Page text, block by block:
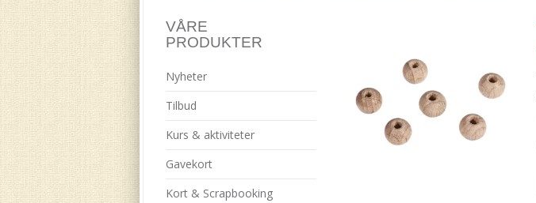
VÅRE
PRODUKTER
Nyheter
Tilbud
Kurs & aktiviteter
Gavekort
Kort & Scrapbooking